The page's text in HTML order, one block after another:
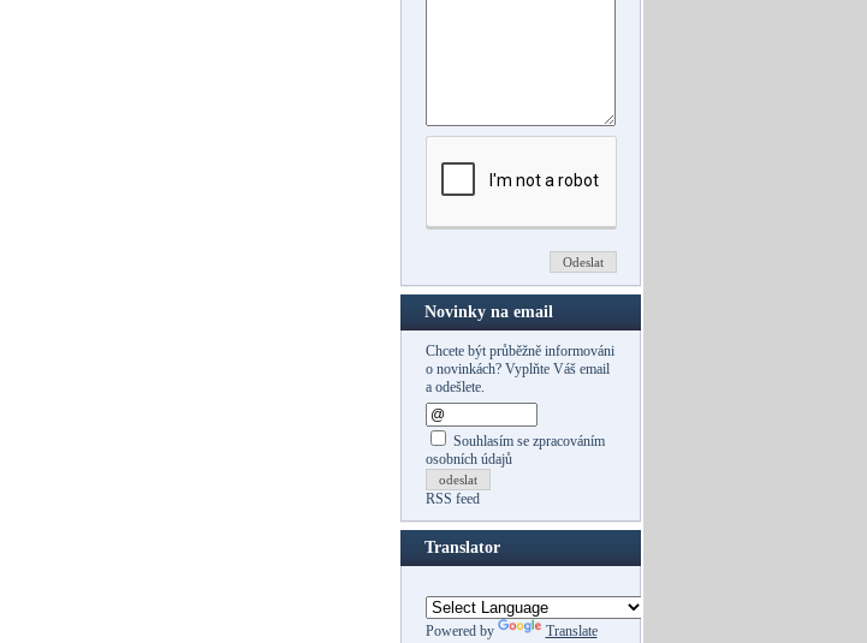
Novinky na email
Chcete být průběžně informováni
o novinkách? Vyplňte Váš email
a odešlete.
Souhlasím se zpracováním
osobních údajů
odeslat
RSS feed
Translator
Powered by Translate